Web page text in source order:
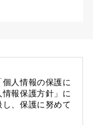
人情報の保護に
報保護方針」に
、保護に努めて